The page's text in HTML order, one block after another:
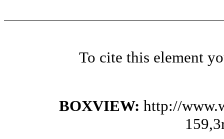
To cite this element
BOXVIEW: http://